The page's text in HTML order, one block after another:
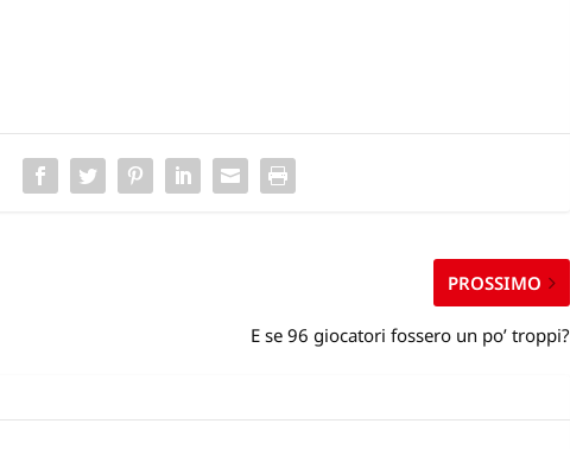
PROSSIMO
E se 96 giocatori fossero un po’ troppi?